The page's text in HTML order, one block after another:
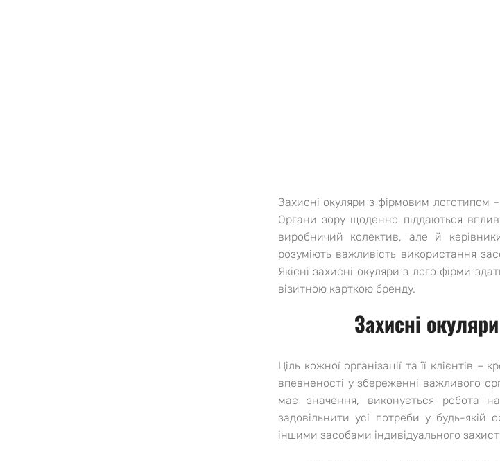
Захисні окуляри з фірмовим логотипом
Органи зору щоденно піддаються
виробничий колектив, але й
розуміють важливість використання
Якісні захисні окуляри з лого фірми
візитною карткою бренду.
Захисні
Ціль кожної організації та її клієнтів
впевненості у збереженні важливого
має значення, виконується робота
задовільнити усі потреби у будь-
іншими засобами індивідуального